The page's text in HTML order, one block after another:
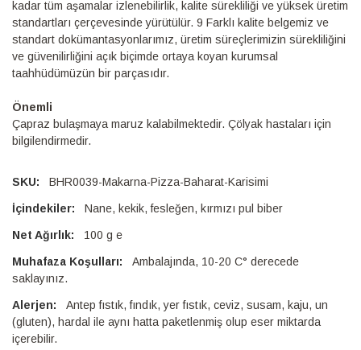
kadar tüm aşamalar izlenebilirlik, kalite sürekliliği ve yüksek üretim
standartları çerçevesinde yürütülür. 9 Farklı kalite belgemiz ve
standart dokümantasyonlarımız, üretim süreçlerimizin sürekliliğini
ve güvenilirliğini açık biçimde ortaya koyan kurumsal
taahhüdümüzün bir parçasıdır.
Önemli
Çapraz bulaşmaya maruz kalabilmektedir. Çölyak hastaları için
bilgilendirmedir.
BHR0039-Makarna-Pizza-Baharat-Karisimi
Nane, kekik, fesleğen, kırmızı pul biber
100 g e
Ambalajında, 10-20 C° derecede
saklayınız.
Antep fıstık, fındık, yer fıstık, ceviz, susam, kaju, un
(gluten), hardal ile aynı hatta paketlenmiş olup eser miktarda
içerebilir.